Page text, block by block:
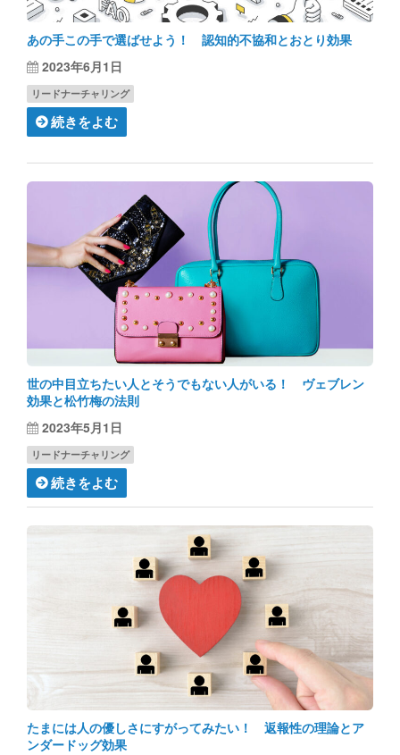
あの手この手で選ばせよう！ 認知的不協和とおとり効果
2023年6月1日
リードナーチャリング
続きをよむ
世の中目立ちたい人とそうでもない人がいる！ ヴェブレン
効果と松竹梅の法則
2023年5月1日
リードナーチャリング
続きをよむ
たまには人の優しさにすがってみたい！ 返報性の理論とア
ンダードッグ効果